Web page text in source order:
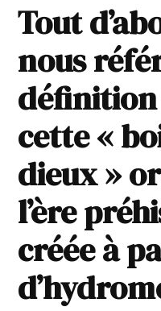
Tout
nous
cette «
dieux »
l’ère
créée à